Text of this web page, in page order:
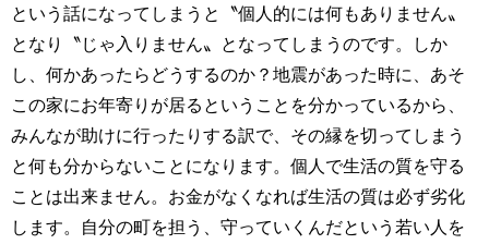
という話になってしまうと〝個人的には何もありません〟
となり〝じゃ入りません〟となってしまうのです。しか
し、何かあったらどうするのか？地震があった時に、あそ
この家にお年寄りが居るということを分かっているから、
みんなが助けに行ったりする訳で、その縁を切ってしまう
と何も分からないことになります。個人で生活の質を守る
ことは出来ません。お金がなくなれば生活の質は必ず劣化
します。自分の町を担う、守っていくんだという若い人を